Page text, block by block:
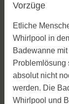
Vorzüge
Etliche
Whirlpool in
Badewanne
Problemlösung
absolut nicht
werden. Die
Whirlpool und